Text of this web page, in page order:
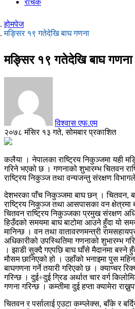
रोचक
होमपेज
मङ्सिर १९ गतेदेखि बाघ गणना
मङ्सिर १९ गतेदेखि बाघ गणना
विश्वास एफ.एम
२०७८ मंसिर १३ गते, सोमबार प्रकाशित
कलैया । नेपालका राष्ट्रिय निकुञ्जमा यही
गरिने भएको छ । गणनाको शुभारम्भ चितवन
राष्ट्रिय निकुञ्ज तथा वन्यजन्तु संरक्षण
देशभरका पाँच निकुञ्जमा बाघ छन् । चितवन,
राष्ट्रिय निकुञ्ज तथा आसपासका वन क्षेत्रमा
चितवन राष्ट्रिय निकुञ्जका प्रमुख संरक्षण
हिउँदको समयमा बाघ बाटोमा आउने हुँदा यो
मानिन्छ । वन तथा वातावरणमन्त्री
अधिकारीको उपस्थितिमा गणनाको शुभारम्भ
। झाडी सुक्दै गएपछि बाघ घाँसे मैदानमा बस्ने
मौसम छानिएको हो । उहाँको भनाइमा पुस
बाघगणना गर्ने तयारी गरिएको छ । क्याप्चर
गरिन्छ । दुई÷दुई ग्रिड अर्थात चार वर्ग
गणना गरिन्छ । कम्तीमा दुई हप्ता क्यामेरा
चितवन र पर्सालाई एउटा कम्प्लेक्स, बाँके र